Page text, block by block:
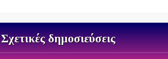
Σχετικές δημοσιεύσεις